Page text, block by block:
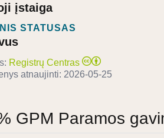
įstaiga
STATUSAS
Registrų Centras
atnaujinti: 2026-05-25
GPM Paramos